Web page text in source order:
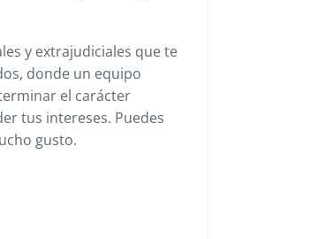
y extrajudiciales que te
donde un equipo
el carácter
tus intereses. Puedes
gusto.